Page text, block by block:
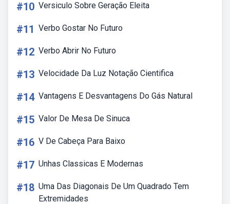
#10 Versiculo Sobre Geração Eleita
#11 Verbo Gostar No Futuro
#12 Verbo Abrir No Futuro
#13 Velocidade Da Luz Notação Cientifica
#14 Vantagens E Desvantagens Do Gás Natural
#15 Valor De Mesa De Sinuca
#16 V De Cabeça Para Baixo
#17 Unhas Classicas E Modernas
#18 Uma Das Diagonais De Um Quadrado Tem
Extremidades